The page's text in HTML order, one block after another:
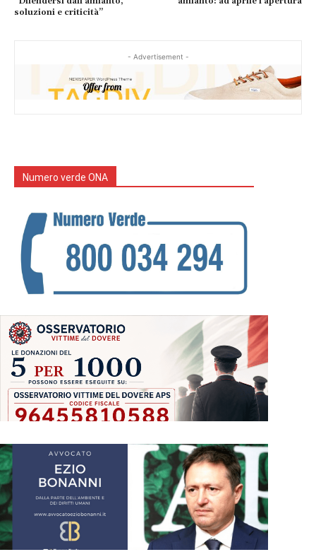
soluzioni e criticità”
- Advertisement -
Numero verde ONA